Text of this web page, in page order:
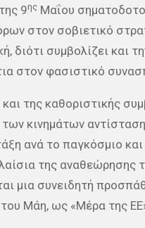
9ης Μαΐου
στον σοβιετικό
διότι συμβολίζει
στον φασιστικό
της καθοριστικής
κινημάτων
ανά το παγκόσμιο
της αναθεώρησης
μια συνειδητή
του Μάη, ως «Μέρα της